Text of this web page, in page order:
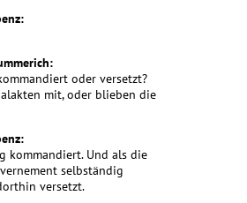
oder versetzt?
mit, oder blieben die
kommandiert. Und als die
selbständig
versetzt.